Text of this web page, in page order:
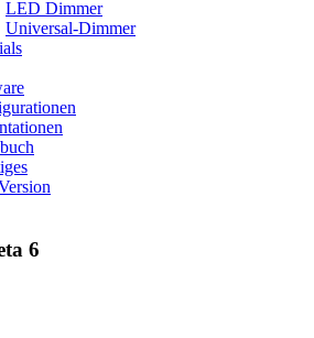
LED Dimmer
Universal-Dimmer
6